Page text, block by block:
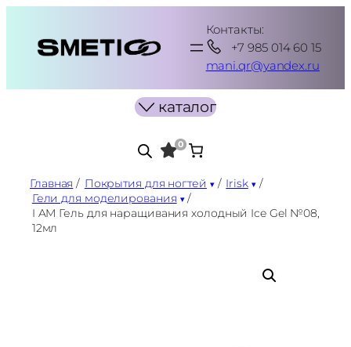
содержимому
Контакты:
+7 985 014 60 15
mani.qr@yandex.ru
каталог
0
Главная / Покрытия для ногтей / Irisk /
Гели для моделирования /
I AM Гель для наращивания холодный Ice Gel №08,
12мл